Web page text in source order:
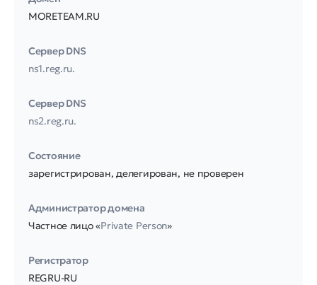
MORETEAM.RU
Сервер DNS
ns1.reg.ru.
Сервер DNS
ns2.reg.ru.
Соcтояние
зарегистрирован, делегирован, не проверен
Администратор домена
Частное лицо «Private Person»
Регистратор
REGRU-RU